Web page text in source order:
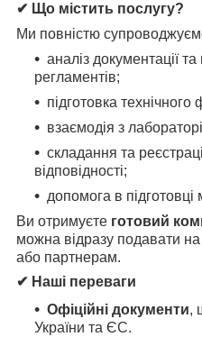
✔ Що містить послугу?
Ми повністю
аналіз документації
регламентів;
підготовка технічного
взаємодія з
складання та
відповідності;
допомога в підготовці
Ви отримуєте готовий
можна відразу подавати
або партнерам.
✔ Наші переваги
Офіційні документи,
України та ЄС.